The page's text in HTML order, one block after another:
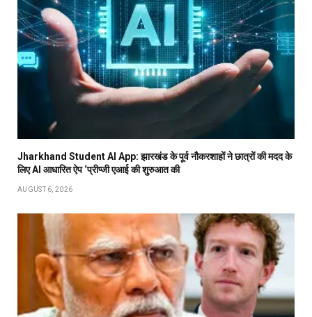
Jharkhand Student AI App: झारखंड के पूर्व नौकरशाहों ने छात्रों की मदद के
लिए AI आधारित ऐप ‘प्रीप्जी एआई की शुरुआत की
AUGUST 6, 2026